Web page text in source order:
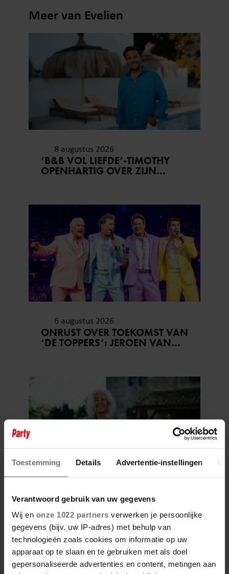
Toestemming Details Advertentie-instellingen
Verantwoord gebruik van uw gegevens
Wij en onze 1022 partners verwerken je persoonlijke
gegevens (bijv. uw IP-adres) met behulp van
technologieën zoals cookies om informatie op uw
apparaat op te slaan en te gebruiken met als doel
gepersonaliseerde advertenties en content, metingen aan
Meer van Evelien
8 augustus 2026
‘B&B VOL LIEFDE’-TIMOTHY
OPENHARTIG OVER ZIJN
6 augustus 2026
ONRUST OVER TOEKOMST VAN
‘DE TOPPERS’: JEROEN VAN
ZO EINDIGT HET ‘B&B VOL
LIEFDE’-AVONTUUR VAN
NISHA TARA